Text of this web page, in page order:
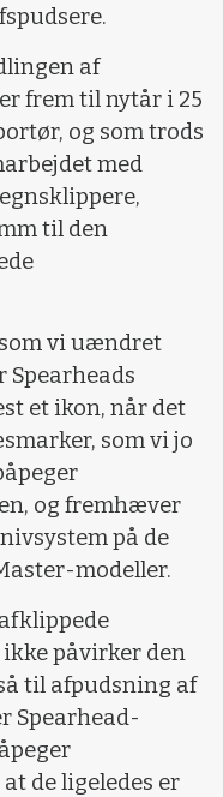
af
frem til nytår i 25
og som trods
med
til den
vi uændret
Spearheads
et ikon, når det
som vi jo
og fremhæver
på de
modeller.
påvirker den
til afpudsning af
Spearhead-
de ligeledes er